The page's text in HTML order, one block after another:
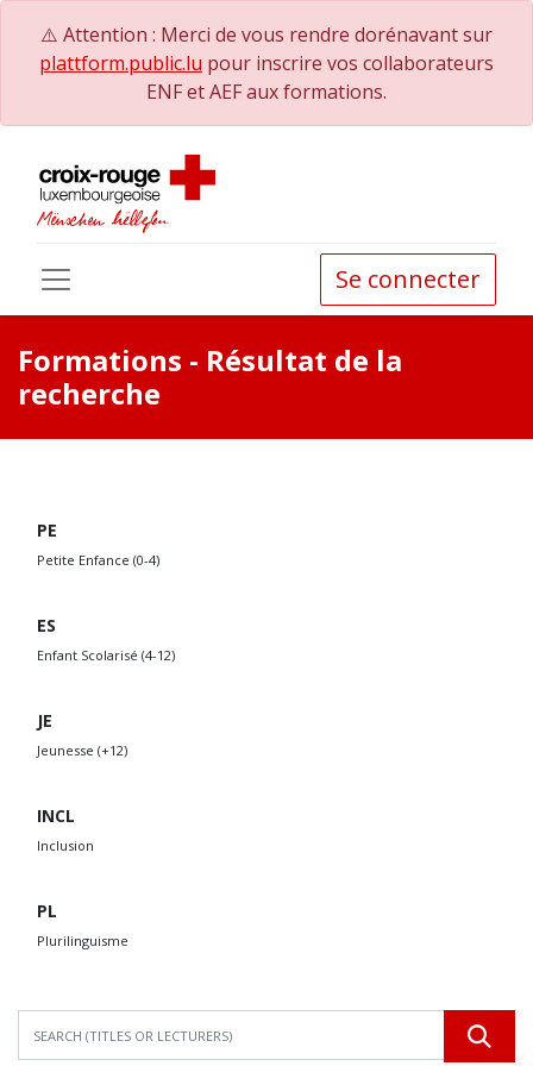
⚠️ Attention : Merci de vous rendre dorénavant sur
plattform.public.lu pour inscrire vos collaborateurs
ENF et AEF aux formations.
Se connecter
Formations - Résultat de la
recherche
PE
Petite Enfance (0-4)
ES
Enfant Scolarisé (4-12)
JE
Jeunesse (+12)
INCL
Inclusion
PL
Plurilinguisme